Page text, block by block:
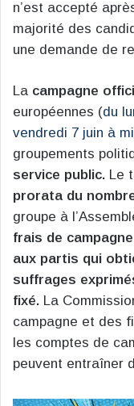
n’est accepté
majorité des
une demande de
La campagne
européennes (du
vendredi 7 juin à
groupements
service public. Le
prorata du
groupe à
frais de
aux partis qui
suffrages
fixé. La
campagne et des
les comptes de
peuvent entraîner